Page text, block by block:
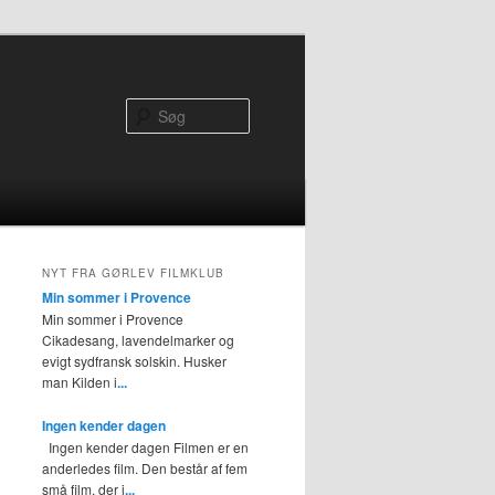
NYT FRA GØRLEV FILMKLUB
Min sommer i Provence
Min sommer i Provence
Cikadesang, lavendelmarker og
evigt sydfransk solskin. Husker
man Kilden i...
Ingen kender dagen
Ingen kender dagen Filmen er en
anderledes film. Den består af fem
små film, der i...